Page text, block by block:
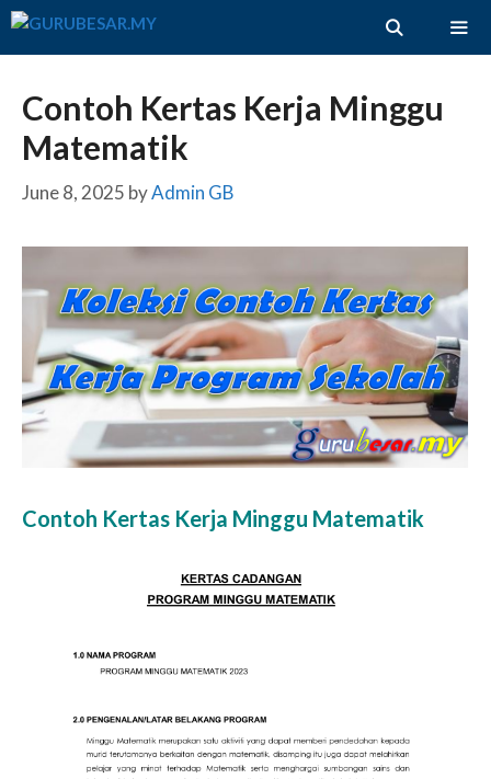
Skip
Contoh Kertas Kerja Minggu
Matematik
June 8, 2025 byAdmin GB
Contoh Kertas Kerja Minggu Matematik